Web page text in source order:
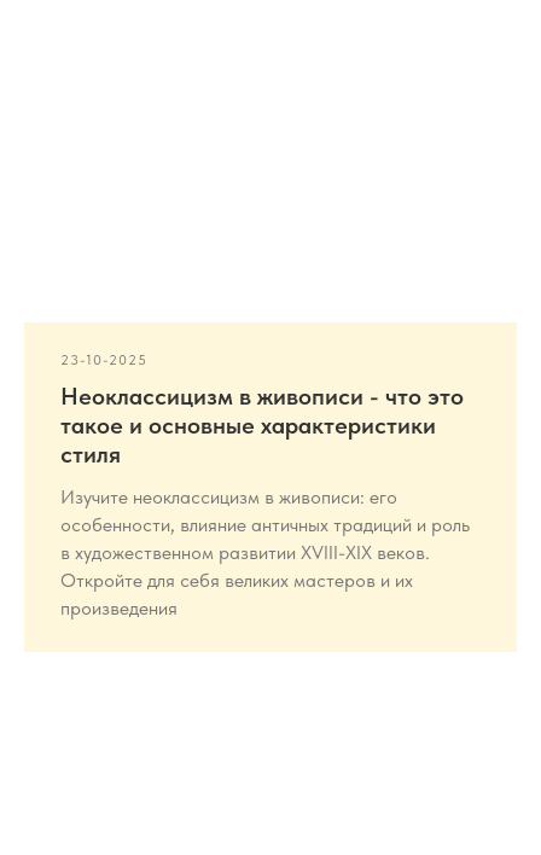
23-10-2025
Неоклассицизм в живописи - что это
такое и основные характеристики
стиля
Изучите неоклассицизм в живописи: его
особенности, влияние античных традиций и роль
в художественном развитии XVIII-XIX веков.
Откройте для себя великих мастеров и их
произведения